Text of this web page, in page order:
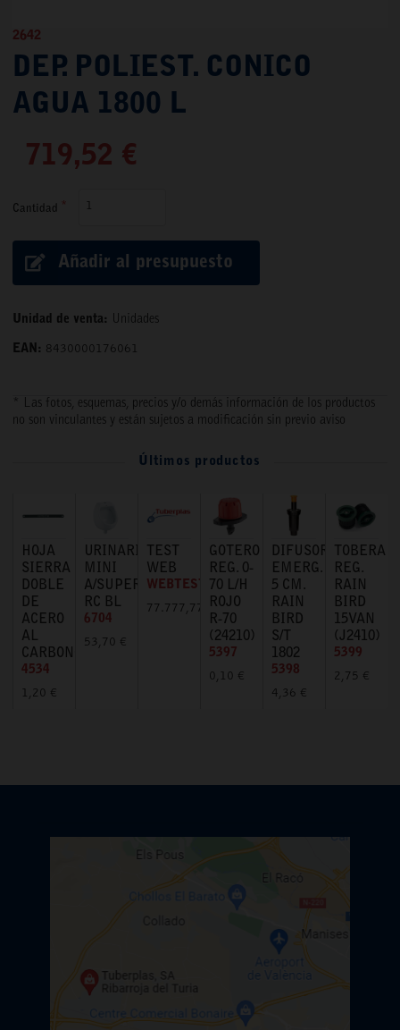
2642
DEP. POLIEST. CONICO
AGUA 1800 L
719,52 €
Cantidad
Añadir al presupuesto
Unidad de venta: Unidades
EAN: 8430000176061
* Las fotos, esquemas, precios y/o demás información de los productos
no son vinculantes y están sujetos a modificación sin previo aviso
Últimos productos
HOJA
SIERRA
DOBLE
DE
ACERO
AL
CARBONO
4534
1,20 €
URINARIO
MINI
A/SUPERIOR
RC BL
6704
53,70 €
TEST
WEB
WEBTEST
77.777,77 €
GOTERO
REG. 0-
70 L/H
ROJO
R-70
(24210)
5397
0,10 €
DIFUSOR
EMERG.
5 CM.
RAIN
BIRD
S/T
1802
5398
4,36 €
TOBERA
REG.
RAIN
BIRD
15VAN
(J2410)
5399
2,75 €